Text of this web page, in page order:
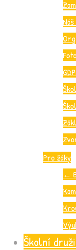
Pro žáky
←
Školní